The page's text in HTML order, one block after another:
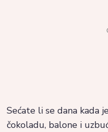
Sećate li se dana kada
čokoladu, balone i